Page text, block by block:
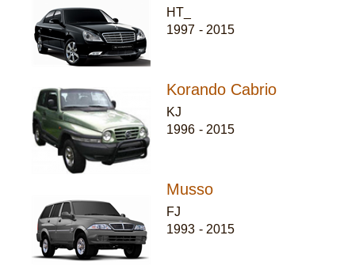
HT_
1997 - 2015
Korando Cabrio
KJ
1996 - 2015
Musso
FJ
1993 - 2015